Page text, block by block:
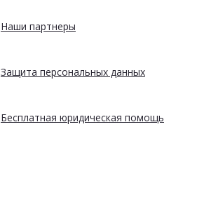
Наши партнеры
Защита персональных данных
Бесплатная юридическая помощь